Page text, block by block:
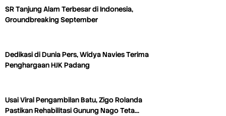
SR Tanjung Alam Terbesar di Indonesia,
Groundbreaking September
Dedikasi di Dunia Pers, Widya Navies Terima
Penghargaan HJK Padang
Usai Viral Pengambilan Batu, Zigo Rolanda
Pastikan Rehabilitasi Gunung Nago Teta…